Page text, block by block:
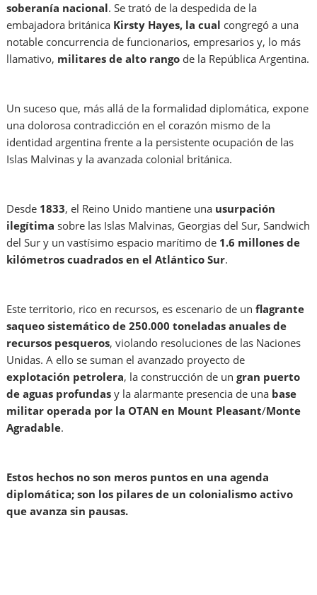
soberanía nacional. Se trató de la despedida de la
embajadora británica Kirsty Hayes, la cual congregó a una
notable concurrencia de funcionarios, empresarios y, lo más
llamativo, militares de alto rango de la República Argentina.
Un suceso que, más allá de la formalidad diplomática, expone
una dolorosa contradicción en el corazón mismo de la
identidad argentina frente a la persistente ocupación de las
Islas Malvinas y la avanzada colonial británica.
Desde 1833, el Reino Unido mantiene una usurpación
ilegítima sobre las Islas Malvinas, Georgias del Sur, Sandwich
del Sur y un vastísimo espacio marítimo de 1.6 millones de
kilómetros cuadrados en el Atlántico Sur.
Este territorio, rico en recursos, es escenario de unflagrante
saqueo sistemático de 250.000 toneladas anuales de
recursos pesqueros, violando resoluciones de las Naciones
Unidas. A ello se suman el avanzado proyecto de
explotación petrolera, la construcción de ungran puerto
de aguas profundas y la alarmante presencia de una base
militar operada por la OTAN en Mount Pleasant/Monte
Agradable.
Estos hechos no son meros puntos en una agenda
diplomática; son los pilares de un colonialismo activo
que avanza sin pausas.